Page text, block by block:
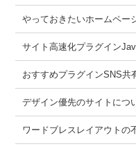
やっておきたいホームペー
サイト高速化プラグイン
おすすめプラグインSNS共
デザイン優先のサイトにつ
ワードブレスレイアウトの